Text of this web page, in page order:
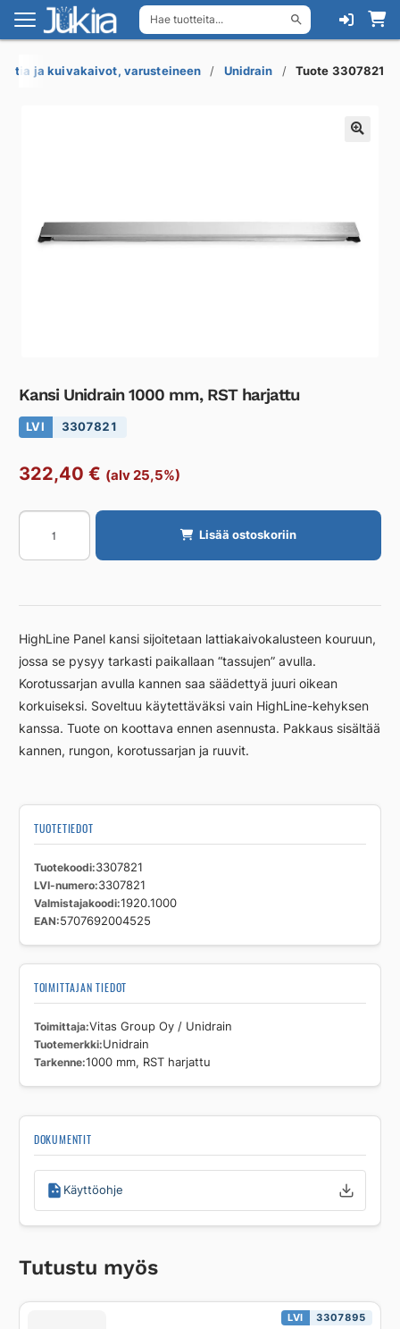
Hae tuotteita...
Siirry
navigointiin
Siirry
sisältöön
ja kuivakaivot, varusteineen Unidrain Tuote 3307821
Kansi Unidrain 1000 mm, RST harjattu
LVI 3307821
322,40 € (alv 25,5%)
Kansi
Unidrain
1000
RST
määrä
Lisää ostoskoriin
HighLine Panel kansi sijoitetaan lattiakaivokalusteen kouruun,
jossa se pysyy tarkasti paikallaan “tassujen” avulla.
Korotussarjan avulla kannen saa säädettyä juuri oikean
korkuiseksi. Soveltuu käytettäväksi vain HighLine-kehyksen
kanssa. Tuote on koottava ennen asennusta. Pakkaus sisältää
kannen, rungon, korotussarjan ja ruuvit.
TUOTETIEDOT
Tuotekoodi 3307821
LVI-numero 3307821
Valmistajakoodi 1920.1000
EAN 5707692004525
TOIMITTAJAN TIEDOT
Toimittaja Vitas Group Oy / Unidrain
Tuotemerkki Unidrain
Tarkenne 1000 mm, RST harjattu
DOKUMENTIT
Käyttöohje
Tutustu myös
LVI 3307895